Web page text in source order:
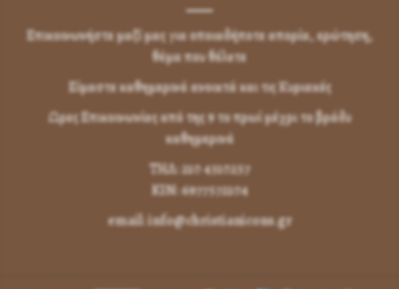
Επικοινωνήστε μαζί μας για οποιαδήποτε απορία, ερώτηση,
θέμα που θέλετε
Είμαστε καθημερινά ανοικτά και τις Κυριακές
Ωρες Επικοινωνίας από της 9 το πρωί μέχρι το βράδυ
καθημερινά
ΤΗΛ: 210 4310257
KIN: 6977572104
email: info@christianicons.gr